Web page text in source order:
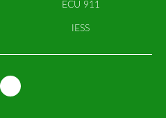
ECU 911
IESS